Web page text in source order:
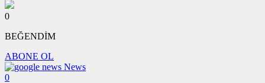
0
BEĞENDİM
ABONE OL
News
0